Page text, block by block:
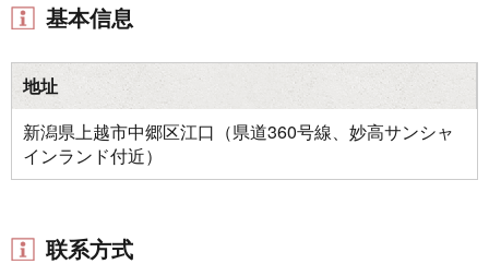
基本信息
地址
新潟県上越市中郷区江口（県道360号線、妙高サンシャ
インランド付近）
联系方式